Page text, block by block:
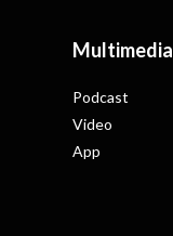
Multimedia
Podcast
Video
App